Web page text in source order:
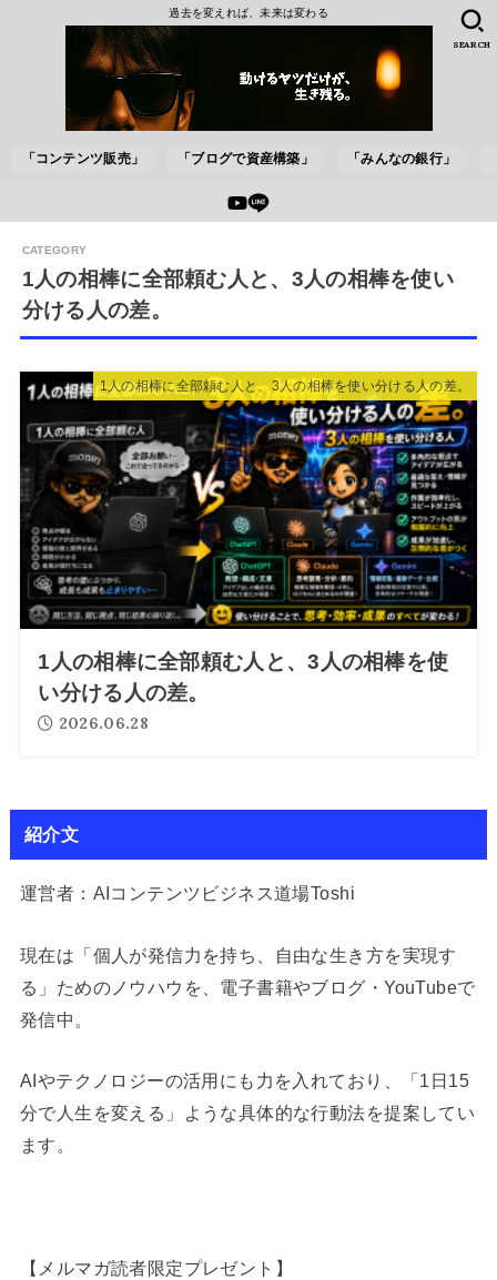
過去を変えれば、未来は変わる
「コンテンツ販売」 「ブログで資産構築」 「みんなの銀行」
SEARCH
1人の相棒に全部頼む人と、3人の相棒を使い
分ける人の差。
1人の相棒に全部頼む人と、3人の相棒を使い分ける人の差。
1人の相棒に全部頼む人と、3人の相棒を使
い分ける人の差。
2026.06.28
紹介文
運営者：AIコンテンツビジネス道場Toshi
現在は「個人が発信力を持ち、自由な生き方を実現す
る」ためのノウハウを、電子書籍やブログ・YouTubeで
発信中。
AIやテクノロジーの活用にも力を入れており、「1日15
分で人生を変える」ような具体的な行動法を提案してい
ます。
【メルマガ読者限定プレゼント】